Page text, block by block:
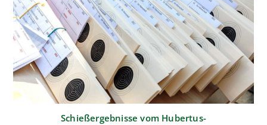
Schießergebnisse vom Hubertus-